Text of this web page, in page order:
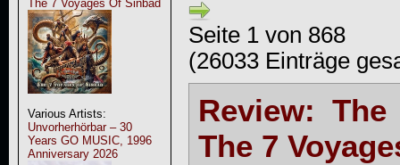
The 7 Voyages Of Sinbad
Various Artists:
Unvorherhörbar – 30
Years GO MUSIC, 1996
Anniversary 2026
Seite 1 von 868
(26033 Einträge
Review:
The 7